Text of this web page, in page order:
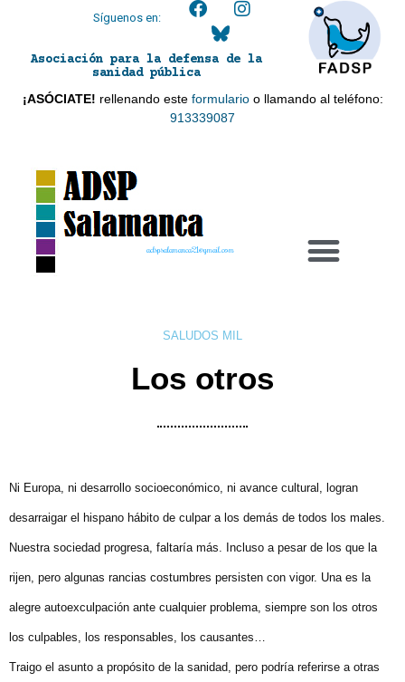
Síguenos en:
Asociación para la defensa de la
sanidad pública
¡ASÓCIATE! rellenando este formularioo llamando al teléfono:
913339087
adspsalamanca21@gmail.com
SALUDOS MIL
Los otros
Ni Europa, ni desarrollo socioeconómico, ni avance cultural, logran
desarraigar el hispano hábito de culpar a los demás de todos los males.
Nuestra sociedad progresa, faltaría más. Incluso a pesar de los que la
rijen, pero algunas rancias costumbres persisten con vigor. Una es la
alegre autoexculpación ante cualquier problema, siempre son los otros
los culpables, los responsables, los causantes…
Traigo el asunto a propósito de la sanidad, pero podría referirse a otras